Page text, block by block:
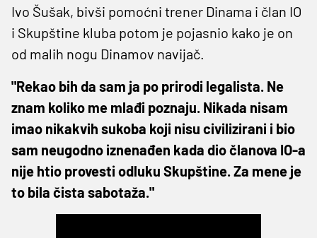
Ivo Šušak, bivši pomoćni trener Dinama i član IO
i Skupštine kluba potom je pojasnio kako je on
od malih nogu Dinamov navijač.
"Rekao bih da sam ja po prirodi legalista. Ne
znam koliko me mlađi poznaju. Nikada nisam
imao nikakvih sukoba koji nisu civilizirani i bio
sam neugodno iznenađen kada dio članova IO-a
nije htio provesti odluku Skupštine. Za mene je
to bila čista sabotaža."